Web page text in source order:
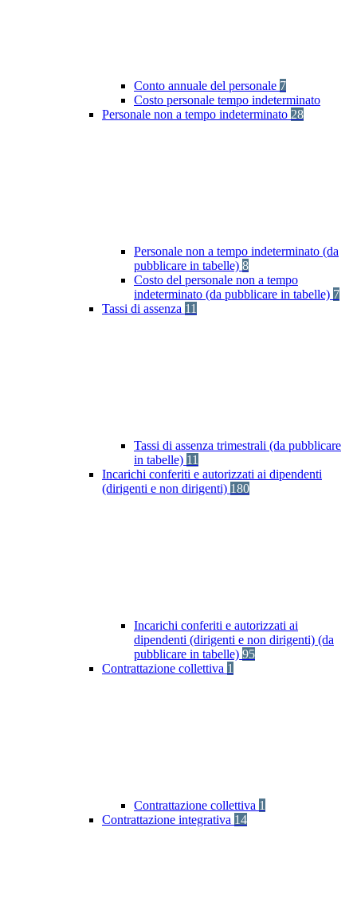
Conto annuale del personale 7
Costo personale tempo indeterminato
Personale non a tempo indeterminato 28
Personale non a tempo indeterminato (da
pubblicare in tabelle) 8
Costo del personale non a tempo
indeterminato (da pubblicare in tabelle) 7
Tassi di assenza 11
Tassi di assenza trimestrali (da pubblicare
in tabelle) 11
Incarichi conferiti e autorizzati ai dipendenti
(dirigenti e non dirigenti) 180
Incarichi conferiti e autorizzati ai
dipendenti (dirigenti e non dirigenti) (da
pubblicare in tabelle) 95
Contrattazione collettiva 1
Contrattazione collettiva 1
Contrattazione integrativa 14